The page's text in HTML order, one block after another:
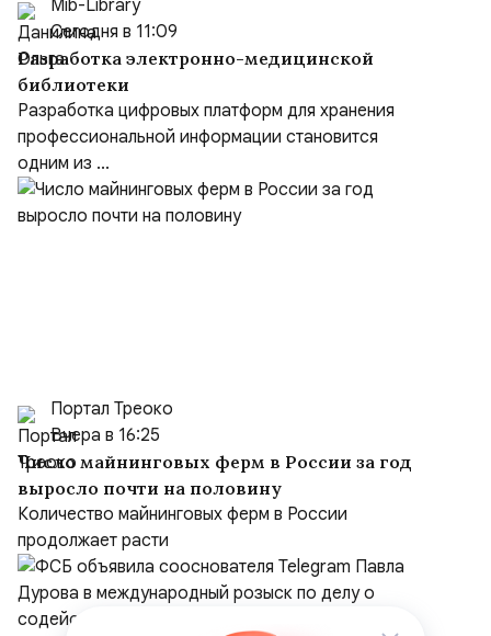
Mib-Library
Сегодня в 11:09
Разработка электронно-медицинской
библиотеки
Разработка цифровых платформ для хранения
профессиональной информации становится
одним из ...
Портал Треоко
Вчера в 16:25
Число майнинговых ферм в России за год
выросло почти на половину
Количество майнинговых ферм в России
продолжает расти